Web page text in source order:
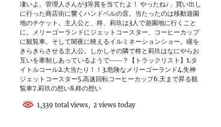
凄いよ。管理人さんが3等賞を当てたよ！ やったね♪」買い出し
に行った商店街に響くハンドベルの音。当たったのは移動遊園
地のチケット。主人公と、柊、莉玖は3人で遊園地に行くこと
に。メリーゴーランドにジェットコースター、コーヒーカップ
に観覧車。そして闇夜に映えるイルミネーションショー。瞳を
きらきらさせる主人公。しかしその隣で柊と莉玖はなにやらお
互いを牽制しあっているようで――？【トラックリスト】1.タ
イトルコール2.大当たり！！3.危険なメリーゴーランド4.失神
ジェットコースター5.高速回転コーヒーカップ6.天まで昇る観
覧車7.莉玖の想い8.柊の想い
1,339 total views, 2 views today